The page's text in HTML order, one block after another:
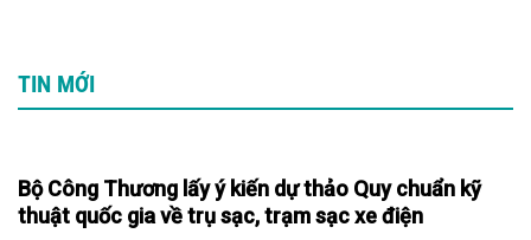
TIN MỚI
Bộ Công Thương lấy ý kiến dự thảo Quy chuẩn kỹ
thuật quốc gia về trụ sạc, trạm sạc xe điện